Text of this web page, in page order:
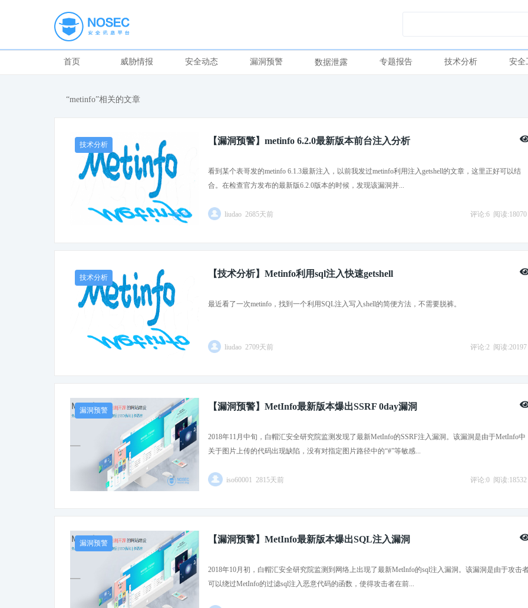
首页 威胁情报 安全动态 漏洞预警 数据泄露 专题报告 技术分析 安全
“metinfo”相关的文章
技术分析 【漏洞预警】metinfo 6.2.0最新版本前台注入分析
看到某个表哥发的metinfo 6.1.3最新注入，以前我发过metinfo利用注入getshell的文章，这里正好可以结
合。在检查官方发布的最新版6.2.0版本的时候，发现该漏洞并...
liudao 2685天前 阅读:18070
评论:6
技术分析 【技术分析】Metinfo利用sql注入快速getshell
最近看了一次metinfo，找到一个利用SQL注入写入shell的简便方法，不需要脱裤。
liudao 2709天前 阅读:20197
评论:2
漏洞预警 【漏洞预警】MetInfo最新版本爆出SSRF 0day漏洞
2018年11月中旬，白帽汇安全研究院监测发现了最新MetInfo的SSRF注入漏洞。该漏洞是由于MetInfo中
关于图片上传的代码出现缺陷，没有对指定图片路径中的“#”等敏感...
iso60001 2815天前 阅读:18532
评论:0
漏洞预警 【漏洞预警】MetInfo最新版本爆出SQL注入漏洞
2018年10月初，白帽汇安全研究院监测到网络上出现了最新MetInfo的sql注入漏洞。该漏洞是由于攻击
可以绕过MetInfo的过滤sql注入恶意代码的函数，使得攻击者在前...